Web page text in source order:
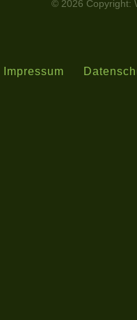
© 2026 Copyright:
Impressum